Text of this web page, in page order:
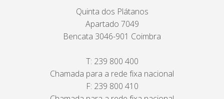
Quinta dos Plátanos
Apartado 7049
Bencata 3046-901 Coimbra
T: 239 800 400
Chamada para a rede fixa nacional
F: 239 800 410